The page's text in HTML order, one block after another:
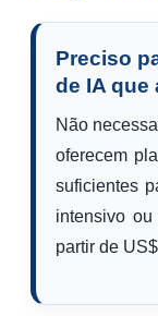
Preciso
de IA que
Não
oferecem
suficientes
intensivo
partir de